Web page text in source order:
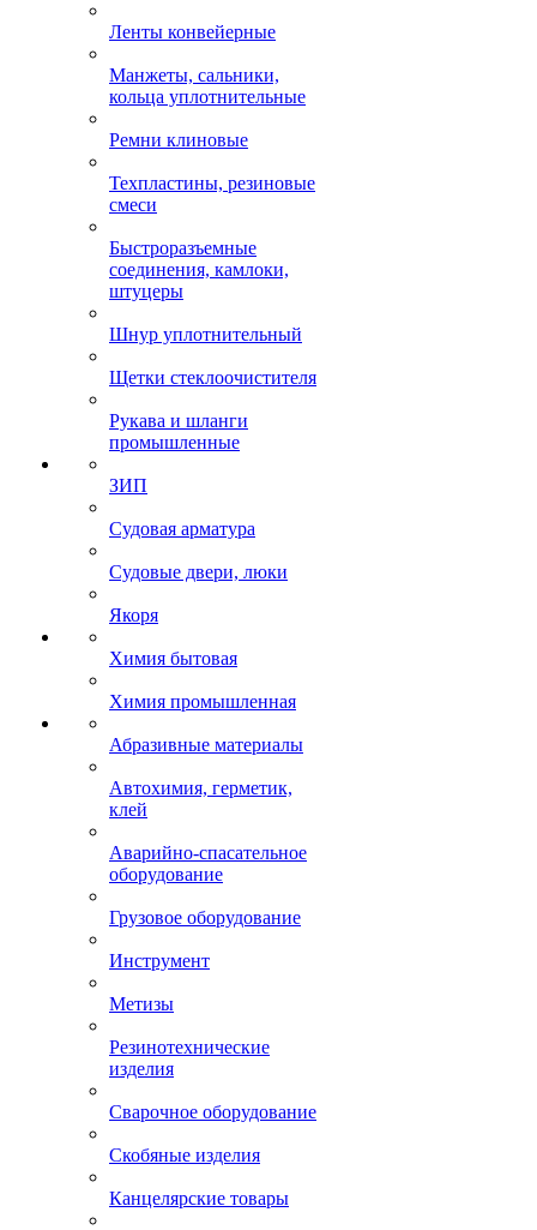
Ленты конвейерные
Манжеты, сальники,
кольца уплотнительные
Ремни клиновые
Техпластины, резиновые
смеси
Быстроразъемные
соединения, камлоки,
штуцеры
Шнур уплотнительный
Щетки стеклоочистителя
Рукава и шланги
промышленные
ЗИП
Судовая арматура
Судовые двери, люки
Якоря
Химия бытовая
Химия промышленная
Абразивные материалы
Автохимия, герметик,
клей
Аварийно-спасательное
оборудование
Грузовое оборудование
Инструмент
Метизы
Резинотехнические
изделия
Сварочное оборудование
Скобяные изделия
Канцелярские товары